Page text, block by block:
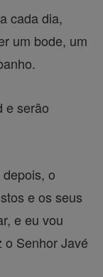
cada dia,
um bode, um
e serão
o
e os seus
e eu vou
o Senhor Javé